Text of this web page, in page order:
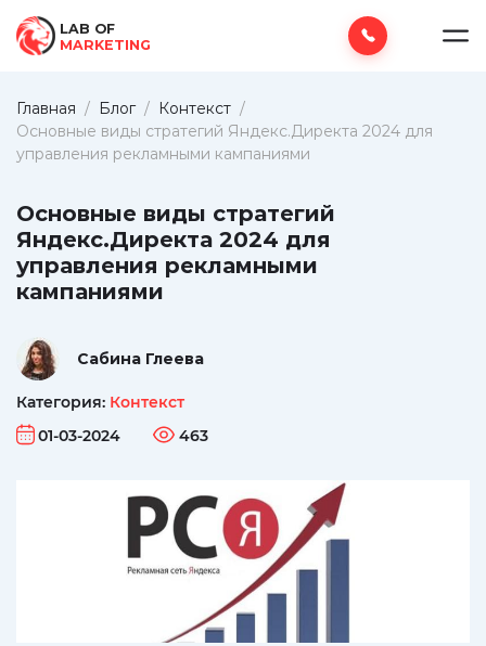
LAB OF
MARKETING
Главная / Блог / Контекст /
Основные виды стратегий Яндекс.Директа 2024 для
управления рекламными кампаниями
Основные виды стратегий
Яндекс.Директа 2024 для
управления рекламными
кампаниями
Сабина Глеева
Категория: Контекст
01-03-2024
463